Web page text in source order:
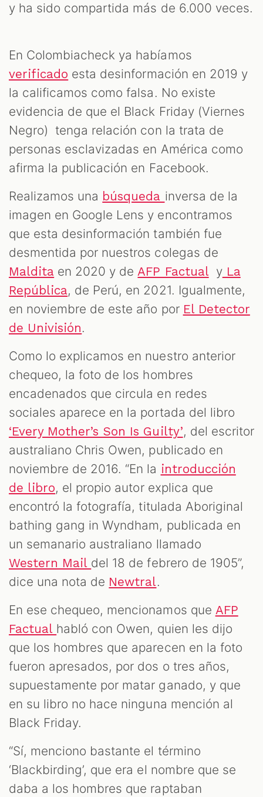
y ha sido compartida más de 6.000 veces.
En Colombiacheck ya habíamos
verificado esta desinformación en 2019 y
la calificamos como falsa. No existe
evidencia de que el Black Friday (Viernes
Negro) tenga relación con la trata de
personas esclavizadas en América como
afirma la publicación en Facebook.
Realizamos una búsqueda inversa de la
imagen en Google Lens y encontramos
que esta desinformación también fue
desmentida por nuestros colegas de
Maldita en 2020 y deAFP FactualyLa
República, de Perú, en 2021. Igualmente,
en noviembre de este año por El Detector
de Univisión.
Como lo explicamos en nuestro anterior
chequeo, la foto de los hombres
encadenados que circula en redes
sociales aparece en la portada del libro
‘Every Mother’s Son Is Guilty’, del escritor
australiano Chris Owen, publicado en
noviembre de 2016. “En la introducción
de libro, el propio autor explica que
encontró la fotografía, titulada Aboriginal
bathing gang in Wyndham, publicada en
un semanario australiano llamado
Western Mail del 18 de febrero de 1905”,
dice una nota de Newtral.
En ese chequeo, mencionamos que AFP
Factual habló con Owen, quien les dijo
que los hombres que aparecen en la foto
fueron apresados, por dos o tres años,
supuestamente por matar ganado, y que
en su libro no hace ninguna mención al
Black Friday.
“Sí, menciono bastante el término
‘Blackbirding’, que era el nombre que se
daba a los hombres que raptaban